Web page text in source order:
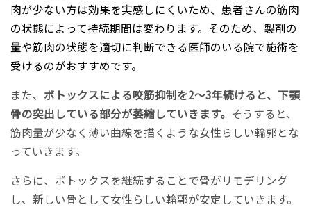
肉が少ない方は効果を実感しにくいため、患者さんの筋肉
の状態によって持続期間は変わります。そのため、製剤の
量や筋肉の状態を適切に判断できる医師のいる院で施術を
受けるのがおすすめです。
また、 ボトックスによる咬筋抑制を2～3年続けると、下顎
骨の突出している部分が萎縮していきます。 そうすると、
筋肉量が少なく薄い曲線を描くような女性らしい輪郭とな
っていきます。
さらに、ボトックスを継続することで骨がリモデリング
し、新しい骨として女性らしい輪郭が安定していきます。